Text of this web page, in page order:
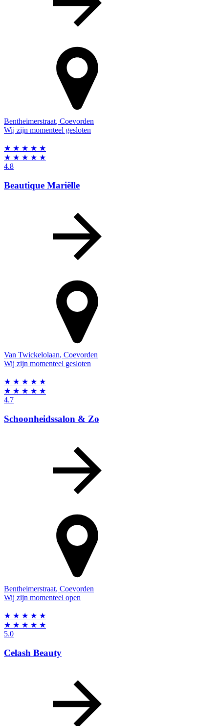
Bentheimerstraat, Coevorden
Wij zijn momenteel gesloten
★ ★ ★ ★ ★
★ ★ ★ ★ ★
4.8
Beautique Mariëlle
Van Twickelolaan, Coevorden
Wij zijn momenteel gesloten
★ ★ ★ ★ ★
★ ★ ★ ★ ★
4.7
Schoonheidssalon & Zo
Bentheimerstraat, Coevorden
Wij zijn momenteel open
★ ★ ★ ★ ★
★ ★ ★ ★ ★
5.0
Celash Beauty